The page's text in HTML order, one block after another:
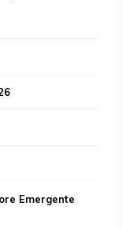
Emergente